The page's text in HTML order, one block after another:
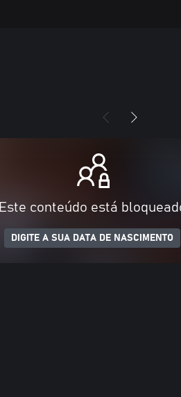
Este conteúdo está
DIGITE A SUA DATA DE NASCIMENTO